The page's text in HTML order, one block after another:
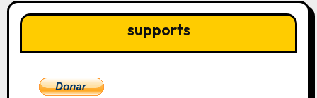
supports